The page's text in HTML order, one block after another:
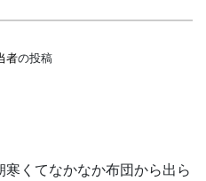
者の投稿
くてなかなか布団から出ら